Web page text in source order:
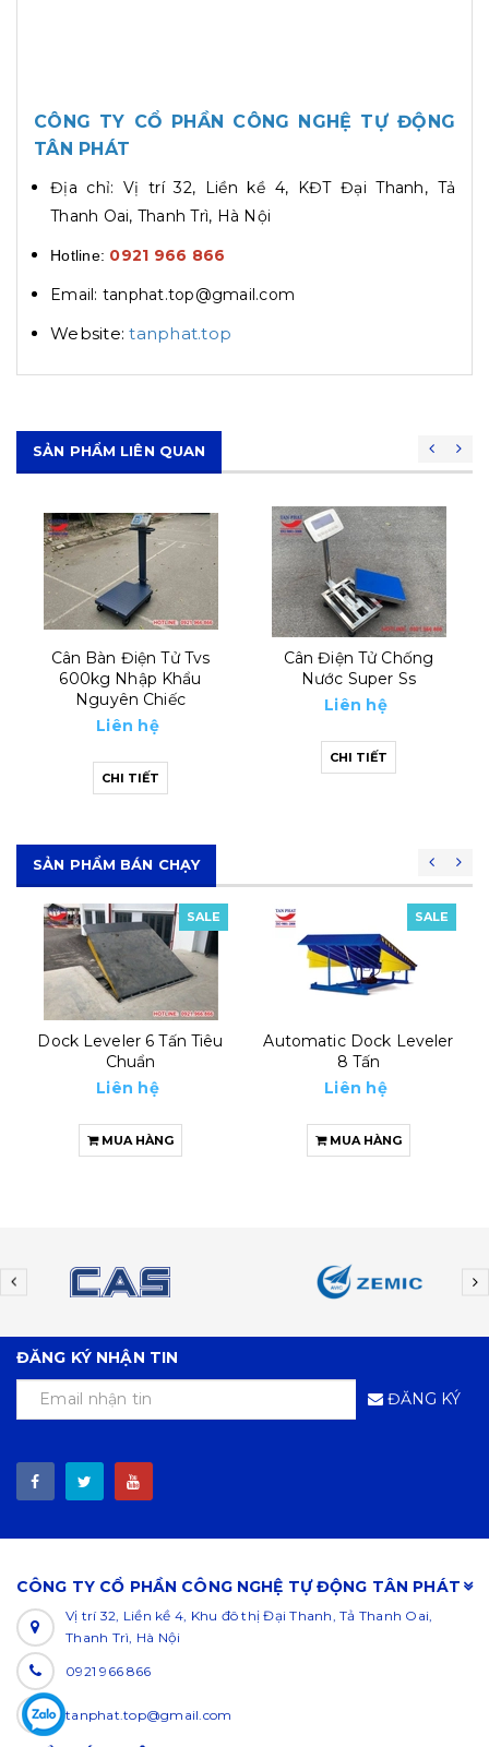
CÔNG TY CỔ PHẦN CÔNG NGHỆ TỰ ĐỘNG
TÂN PHÁT
Địa chỉ: Vị trí 32, Liền kề 4, KĐT Đại Thanh, Tả
Thanh Oai, Thanh Trì, Hà Nội
Hotline: 0921 966 866
Email: tanphat.top@gmail.com
Website:tanphat.top
SẢN PHẨM LIÊN QUAN
Cân Bàn Điện Tử Tvs
600kg Nhập Khẩu
Nguyên Chiếc
Liên hệ
CHI TIẾT
Cân Điện Tử Chống
Nước Super Ss
Liên hệ
CHI TIẾT
SẢN PHẨM BÁN CHẠY
SALE
Dock Leveler 6 Tấn Tiêu
Chuẩn
Liên hệ
MUA HÀNG
SALE
Automatic Dock Leveler
8 Tấn
Liên hệ
MUA HÀNG
ĐĂNG KÝ NHẬN TIN
ĐĂNG KÝ
CÔNG TY CỔ PHẦN CÔNG NGHỆ TỰ ĐỘNG TÂN PHÁT
Vị trí 32, Liền kề 4, Khu đô thị Đại Thanh, Tả Thanh Oai,
Thanh Trì, Hà Nội
0921 966 866
tanphat.top@gmail.com